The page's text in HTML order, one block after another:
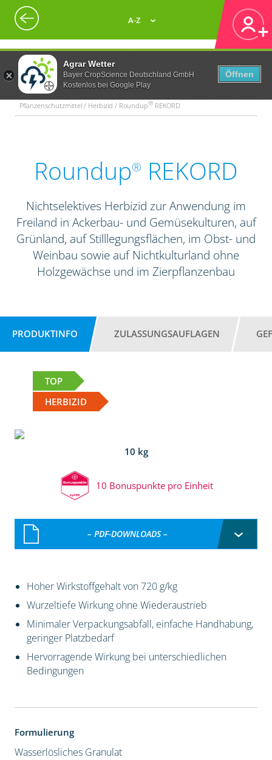
Agrar Wetter
Bayer CropScience Deutschland GmbH
Kostenlos bei Google Play
Öffnen
A-Z
Pflanzenschutzmittel / Herbizid / Roundup® REKORD
Roundup® REKORD
Nichtselektives Herbizid zur Anwendung im
Freiland in Ackerbau- und Gemüsekulturen, auf
Grünland, auf Stilllegungsflächen, im Obst- und
Weinbau sowie auf Nichtkulturland ohne
Holzgewächse und im Zierpflanzenbau
PRODUKTINFO ZULASSUNGSAUFLAGEN
TOP
HERBIZID
10 kg
10 Bonuspunkte pro Einheit
– PDF-DOWNLOADS –
Hoher Wirkstoffgehalt von 720 g/kg
Wurzeltiefe Wirkung ohne Wiederaustrieb
Minimaler Verpackungsabfall, einfache Handhabung,
geringer Platzbedarf
Hervorragende Wirkung bei unterschiedlichen
Bedingungen
Formulierung
Wasserlösliches Granulat